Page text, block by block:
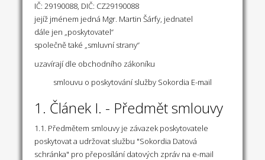
IČ: 29190088, DIČ: CZ29190088
jejíž jménem jedná Mgr. Martin Šárfy, jednatel
dále jen „poskytovatel“
společně také „smluvní strany“
uzavírají dle obchodního zákoníku
smlouvu o poskytování služby Sokordia E-mail
1. Článek I. - Předmět smlouvy
1.1. Předmětem smlouvy je závazek poskytovatele
poskytovat a udržovat službu "Sokordia Datová
schránka" pro přeposílání datových zpráv na e-mail